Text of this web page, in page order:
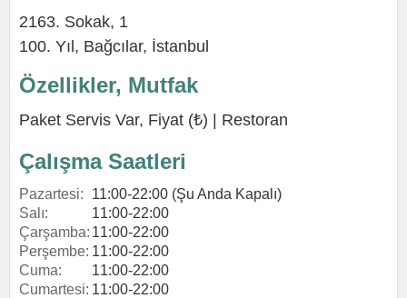
2163. Sokak, 1
100. Yıl , Bağcılar, İstanbul
Özellikler, Mutfak
Paket Servis Var, Fiyat (₺) | Restoran
Çalışma Saatleri
Pazartesi:
11:00-22:00 (Şu Anda Kapalı)
Salı:
11:00-22:00
Çarşamba: 11:00-22:00
Perşembe: 11:00-22:00
Cuma:
11:00-22:00
Cumartesi: 11:00-22:00